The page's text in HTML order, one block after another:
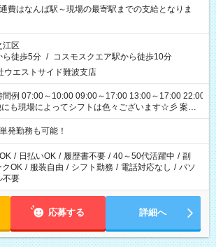
費はなんば駅～現場の最寄駅までの支給となりま
江区
ら徒歩5分 / コスモスクエア駅から徒歩10分
ウエストサイド難波支店
～17:00 22:00
前中で終わるお仕事も...！
発勤務も可能！
/ 日払いOK / 履歴書不要 / 40～50代活躍中 / 副
クOK / 服装自由 / シフト勤務 / 電話対応なし / パソ
不要
応募する 詳細へ